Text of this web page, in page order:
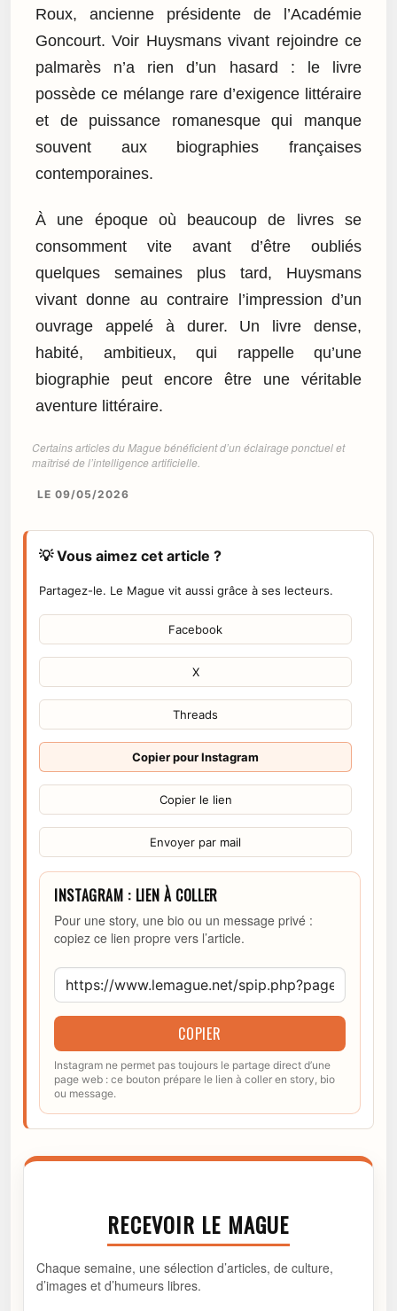
Roux, ancienne présidente de l’Académie
Goncourt. Voir Huysmans vivant rejoindre ce
palmarès n’a rien d’un hasard : le livre
possède ce mélange rare d’exigence littéraire
et de puissance romanesque qui manque
souvent aux biographies françaises
contemporaines.
À une époque où beaucoup de livres se
consomment vite avant d’être oubliés
quelques semaines plus tard, Huysmans
vivant donne au contraire l’impression d’un
ouvrage appelé à durer. Un livre dense,
habité, ambitieux, qui rappelle qu’une
biographie peut encore être une véritable
aventure littéraire.
Certains articles du Mague bénéficient d’un éclairage ponctuel et
maîtrisé de l’intelligence artificielle.
LE 09/05/2026
💡 Vous aimez cet article ?
Partagez-le. Le Mague vit aussi grâce à ses lecteurs.
Facebook
X
Threads
Copier pour Instagram
Copier le lien
Envoyer par mail
INSTAGRAM : LIEN À COLLER
Pour une story, une bio ou un message privé :
copiez ce lien propre vers l’article.
COPIER
Instagram ne permet pas toujours le partage direct d’une
page web : ce bouton prépare le lien à coller en story, bio
ou message.
RECEVOIR LE MAGUE
Chaque semaine, une sélection d’articles, de culture,
d’images et d’humeurs libres.